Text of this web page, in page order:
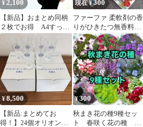
¥ 2,100
【新品】おまとめ同柄
２枚でお得 A4すっぽ
り入るよ
現在 ¥300
ファーファ 柔軟剤の香
りがひきたつ無香料洗
剤 お得な10個まとめ売
り
¥8,500
【新品:まとめてお
得！】24個オリオンビ
¥300
秋まき花の種9種セッ
ト 春咲く花の種 お